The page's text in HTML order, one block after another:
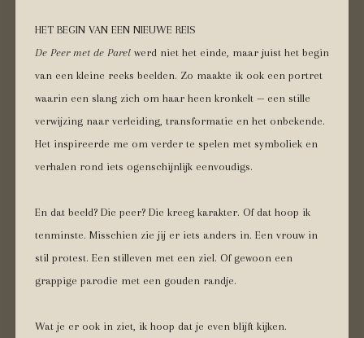
HET BEGIN VAN EEN NIEUWE REIS
De Peer met de Parel werd niet het einde, maar juist het begin
van een kleine reeks beelden. Zo maakte ik ook een portret
waarin een slang zich om haar heen kronkelt — een stille
verwijzing naar verleiding, transformatie en het onbekende.
Het inspireerde me om verder te spelen met symboliek en
verhalen rond iets ogenschijnlijk eenvoudigs.
En dat beeld? Die peer? Die kreeg karakter. Of dat hoop ik
tenminste. Misschien zie jij er iets anders in. Een vrouw in
stil protest. Een stilleven met een ziel. Of gewoon een
grappige parodie met een gouden randje.
Wat je er ook in ziet, ik hoop dat je even blijft kijken.